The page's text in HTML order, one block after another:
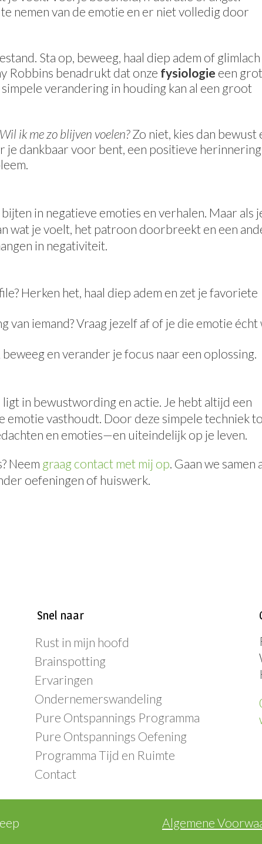
nemen van de emotie en er niet volledig door
Sta op, beweeg, haal diep adem of glimlach
Robbins benadrukt dat onze fysiologie een
verandering in houding kan al een groot
ik me zo blijven voelen?Zo niet, kies dan bewust
je dankbaar voor bent, een positieve
in negatieve emoties en verhalen. Maar als
wat je voelt, het patroon doorbreekt en een
in negativiteit.
Herken het, haal diep adem en zet je favoriete
iemand? Vraag jezelf af of je die emotie écht
en verander je focus naar een oplossing.
in bewustwording en actie. Je hebt altijd een
emotie vasthoudt. Door deze simpele techniek
en emoties—en uiteindelijk op je leven.
Neem graag contact met mij op. Gaan we samen
oefeningen of huiswerk.
Snel naar
Rust in mijn hoofd
Brainspotting
Ervaringen
Ondernemerswandeling
Pure Ontspannings Programma
Pure Ontspannings Oefening
Programma Tijd en Ruimte
Contact
Algemene